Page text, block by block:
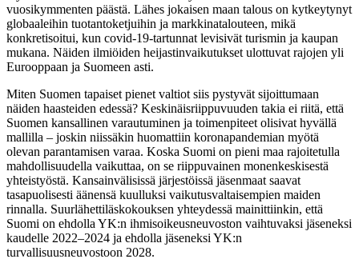
vuosikymmenten päästä. Lähes jokaisen maan talous on kytkeytynyt
globaaleihin tuotantoketjuihin ja markkinatalouteen, mikä
konkretisoitui, kun covid-19-tartunnat levisivät turismin ja kaupan
mukana. Näiden ilmiöiden heijastinvaikutukset ulottuvat rajojen yli
Eurooppaan ja Suomeen asti.
Miten Suomen tapaiset pienet valtiot siis pystyvät sijoittumaan
näiden haasteiden edessä? Keskinäisriippuvuuden takia ei riitä, että
Suomen kansallinen varautuminen ja toimenpiteet olisivat hyvällä
mallilla – joskin niissäkin huomattiin koronapandemian myötä
olevan parantamisen varaa. Koska Suomi on pieni maa rajoitetulla
mahdollisuudella vaikuttaa, on se riippuvainen monenkeskisestä
yhteistyöstä. Kansainvälisissä järjestöissä jäsenmaat saavat
tasapuolisesti äänensä kuulluksi vaikutusvaltaisempien maiden
rinnalla. Suurlähettiläskokouksen yhteydessä mainittiinkin, että
Suomi on ehdolla YK:n ihmisoikeusneuvoston vaihtuvaksi jäseneksi
kaudelle 2022–2024 ja ehdolla jäseneksi YK:n
turvallisuusneuvostoon 2028.